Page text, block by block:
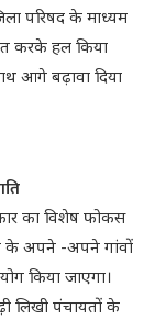
परिषद के माध्यम
करके हल किया
आगे बढ़ावा दिया
का विशेष फोकस
के अपने -अपने गांवों
किया जाएगा।
लिखी पंचायतों के